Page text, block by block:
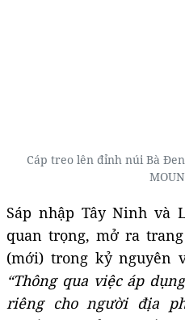
Cáp treo lên đỉnh núi Bà
Sáp nhập Tây Ninh và
quan trọng, mở ra
(mới) trong kỷ nguyên
“Thông qua việc áp
riêng cho người địa